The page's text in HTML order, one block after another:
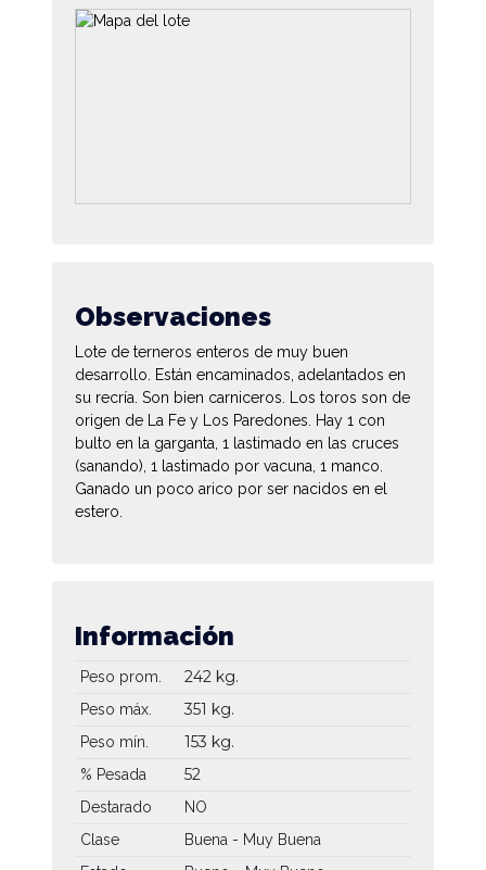
Observaciones
Lote de terneros enteros de muy buen
desarrollo. Están encaminados, adelantados en
su recría. Son bien carniceros. Los toros son de
origen de La Fe y Los Paredones. Hay 1 con
bulto en la garganta, 1 lastimado en las cruces
(sanando), 1 lastimado por vacuna, 1 manco.
Ganado un poco arico por ser nacidos en el
estero.
Información
Peso prom. 242 kg.
Peso máx. 351 kg.
Peso mín. 153 kg.
% Pesada 52
Destarado
NO
Clase
Buena - Muy Buena